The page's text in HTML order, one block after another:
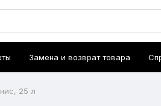
Замена и возврат товара
25 л